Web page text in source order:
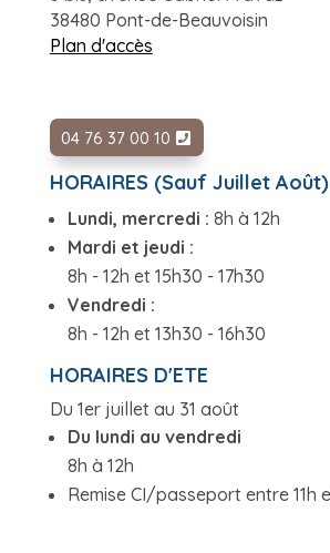
38480 Pont-de-Beauvoisin
Plan d'accès
04 76 37 00 10
HORAIRES (Sauf Juillet Août)
Lundi, mercredi : 8h à 12h
Mardi et jeudi :
8h - 12h et 15h30 - 17h30
Vendredi :
8h - 12h et 13h30 - 16h30
HORAIRES D'ETE
Du 1er juillet au 31 août
Du lundi au vendredi
8h à 12h
Remise CI/passeport entre 11h